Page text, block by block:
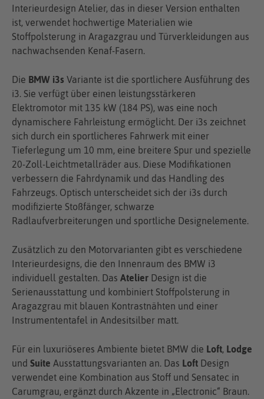
Interieurdesign Atelier, das in dieser Version enthalten
ist, verwendet hochwertige Materialien wie
Stoffpolsterung in Aragazgrau und Türverkleidungen aus
nachwachsenden Kenaf-Fasern.
Die BMW i3s Variante ist die sportlichere Ausführung des
i3. Sie verfügt über einen leistungsstärkeren
Elektromotor mit 135 kW (184 PS), was eine noch
dynamischere Fahrleistung ermöglicht. Der i3s zeichnet
sich durch ein sportlicheres Fahrwerk mit einer
Tieferlegung um 10 mm, eine breitere Spur und spezielle
20-Zoll-Leichtmetallräder aus. Diese Modifikationen
verbessern die Fahrdynamik und das Handling des
Fahrzeugs. Optisch unterscheidet sich der i3s durch
modifizierte Stoßfänger, schwarze
Radlaufverbreiterungen und sportliche Designelemente.
Zusätzlich zu den Motorvarianten gibt es verschiedene
Interieurdesigns, die den Innenraum des BMW i3
individuell gestalten. Das Atelier Design ist die
Serienausstattung und kombiniert Stoffpolsterung in
Aragazgrau mit blauen Kontrastnähten und einer
Instrumententafel in Andesitsilber matt.
Für ein luxuriöseres Ambiente bietet BMW die Loft, Lodge
und Suite Ausstattungsvarianten an. Das Loft Design
verwendet eine Kombination aus Stoff und Sensatec in
Carumgrau, ergänzt durch Akzente in „Electronic“ Braun.